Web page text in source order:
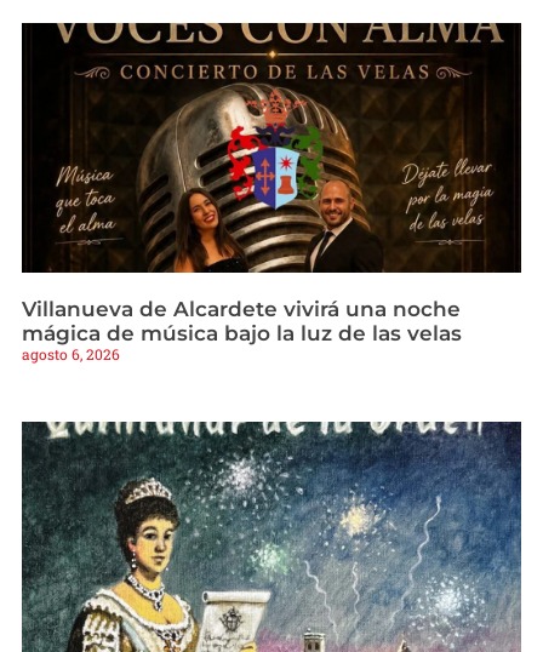
Villanueva de Alcardete vivirá una noche
mágica de música bajo la luz de las velas
agosto 6, 2026